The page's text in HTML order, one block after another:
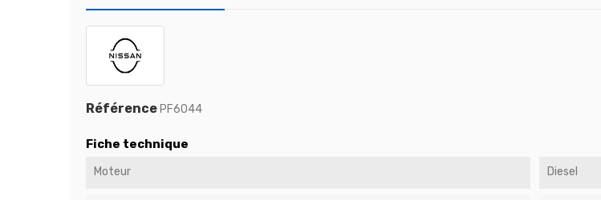
Référence PF6044
Fiche technique
Moteur Diesel